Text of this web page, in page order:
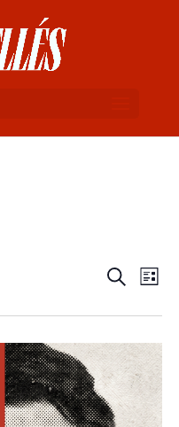
i
cerca
Cerca
Llista